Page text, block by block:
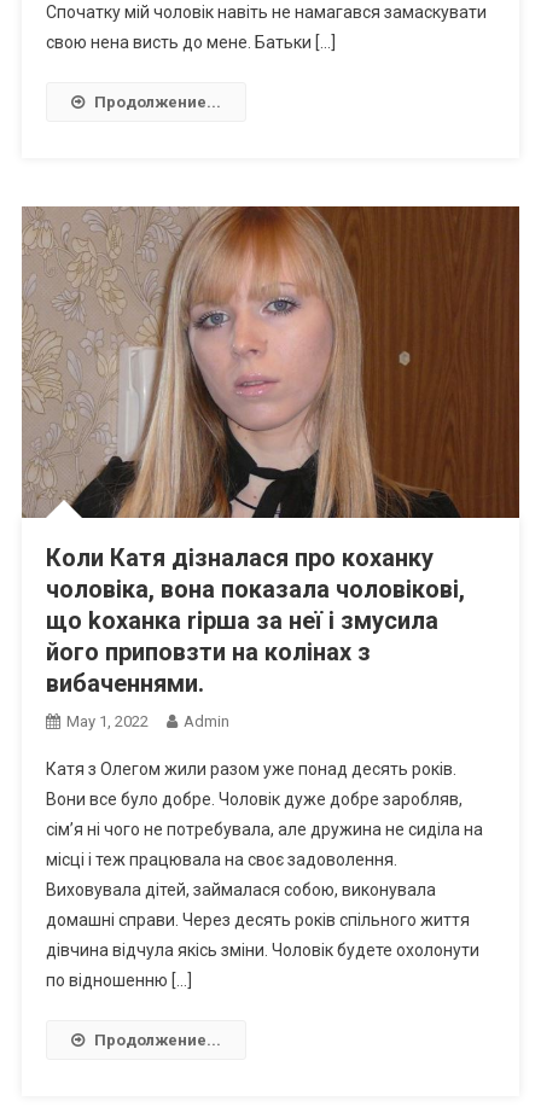
Спочатку мій чоловік навіть не намагався замаскувати
свою нена висть до мене. Батьки […]
Продолжение...
Коли Катя дізналася про коханку
чоловіка, вона показала чоловікові,
що kоханка rірша за неї і змусила
його приповзти на колінах з
вибаченнями.
May 1, 2022 Admin
Катя з Олегом жили разом уже понад десять років.
Вони все було добре. Чоловік дуже добре заробляв,
сім’я ні чого не потребувала, але дружина не сиділа на
місці і теж працювала на своє задоволення.
Виховувала дітей, займалася собою, виконувала
домашні справи. Через десять років спільного життя
дівчина відчула якісь зміни. Чоловік будете охолонути
по відношенню […]
Продолжение...